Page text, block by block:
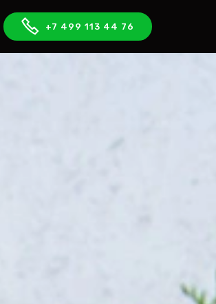
+7 499 113 44 76